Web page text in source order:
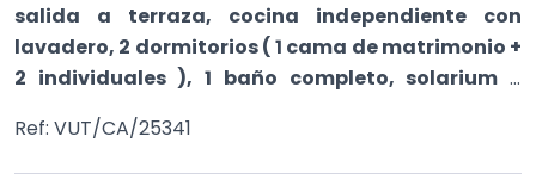
salida a terraza, cocina independiente con
lavadero, 2 dormitorios ( 1 cama de matrimonio +
2 individuales ), 1 baño completo, solarium y
planta. Ideal para familias. Vistas directas al
mar. No se admiten mascotas.
Ref: VUT/CA/25341